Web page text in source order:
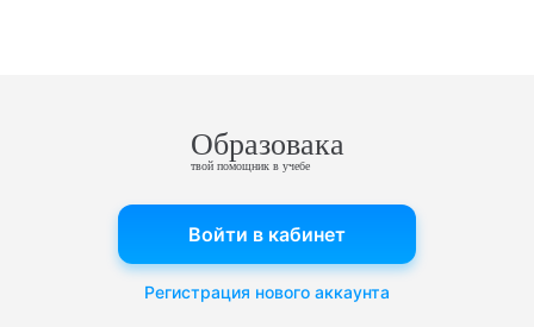
Образовака
твой помощник в учебе
Войти в кабинет
Регистрация нового аккаунта